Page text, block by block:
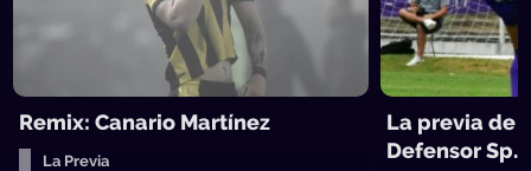
Remix: Canario Martínez
La Previa
La previa de
Defensor Sp.